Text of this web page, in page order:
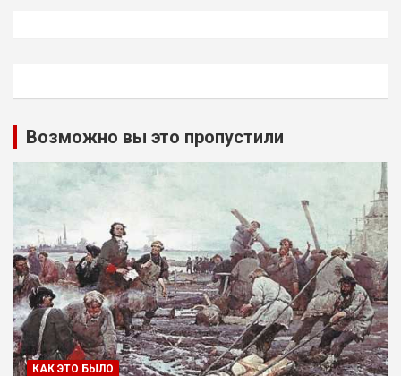
Возможно вы это пропустили
КАК ЭТО БЫЛО